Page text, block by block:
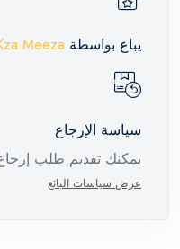
يباع بواسطة Meeza
سياسة الإرجاع
يمكنك تقديم طلب
عرض سياسات البائع